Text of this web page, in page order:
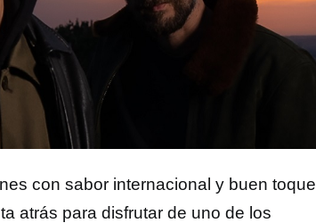
con sabor internacional y buen toque
atrás para disfrutar de uno de los